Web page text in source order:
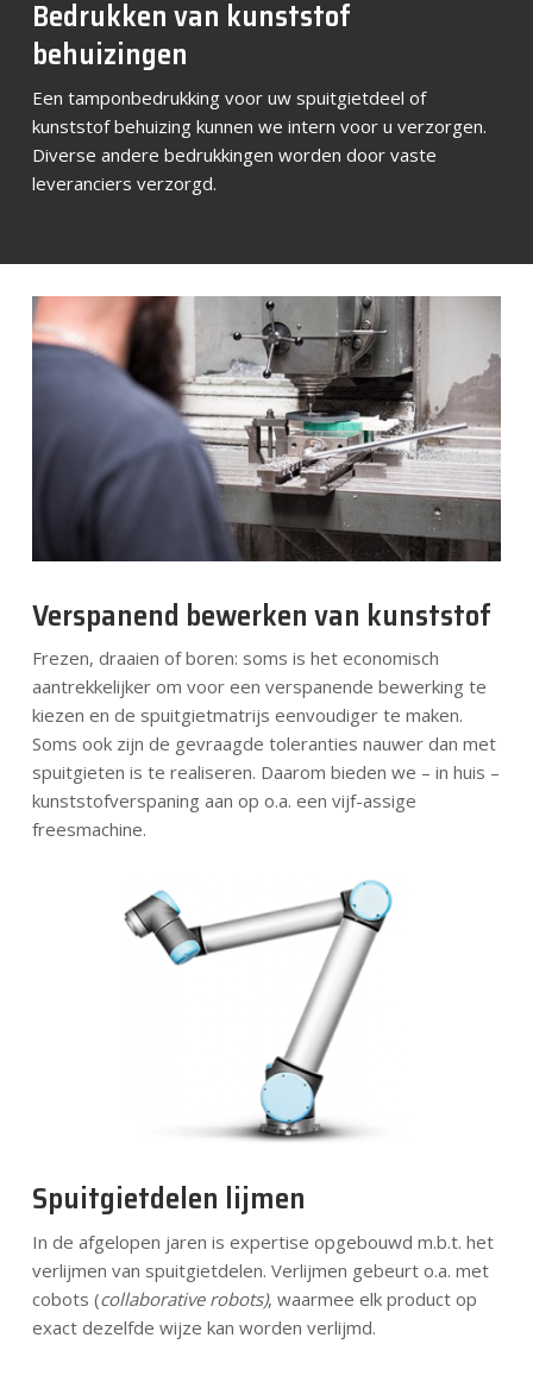
Bedrukken van kunststof
behuizingen
Een tamponbedrukking voor uw spuitgietdeel of
kunststof behuizing kunnen we intern voor u verzorgen.
Diverse andere bedrukkingen worden door vaste
leveranciers verzorgd.
Verspanend bewerken van kunststof
Frezen, draaien of boren: soms is het economisch
aantrekkelijker om voor een verspanende bewerking te
kiezen en de spuitgietmatrijs eenvoudiger te maken.
Soms ook zijn de gevraagde toleranties nauwer dan met
spuitgieten is te realiseren. Daarom bieden we – in huis –
kunststofverspaning aan op o.a. een vijf-assige
freesmachine.
Spuitgietdelen lijmen
In de afgelopen jaren is expertise opgebouwd m.b.t. het
verlijmen van spuitgietdelen. Verlijmen gebeurt o.a. met
cobots (collaborative robots), waarmee elk product op
exact dezelfde wijze kan worden verlijmd.